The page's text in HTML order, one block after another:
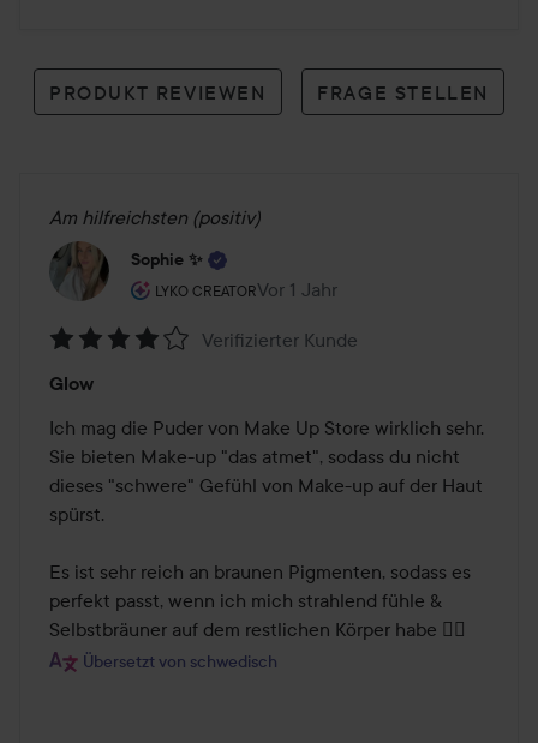
PRODUKT REVIEWEN FRAGE STELLEN
Am hilfreichsten (positiv)
Sophie ✨
LYKO CREATOR
Rolle des Benutzers: Lyko Creator.
Vor 1 Jahr
Der Beitrag wurde Vor 1 Jahr
4
von
5
Verifizierter Kunde
Glow
Ich mag die Puder von Make Up Store wirklich sehr.
Sie bieten Make-up "das atmet", sodass du nicht
dieses "schwere" Gefühl von Make-up auf der Haut
spürst.
Es ist sehr reich an braunen Pigmenten, sodass es
perfekt passt, wenn ich mich strahlend fühle &
Selbstbräuner auf dem restlichen Körper habe ❤️‍🔥
Übersetzt von schwedisch